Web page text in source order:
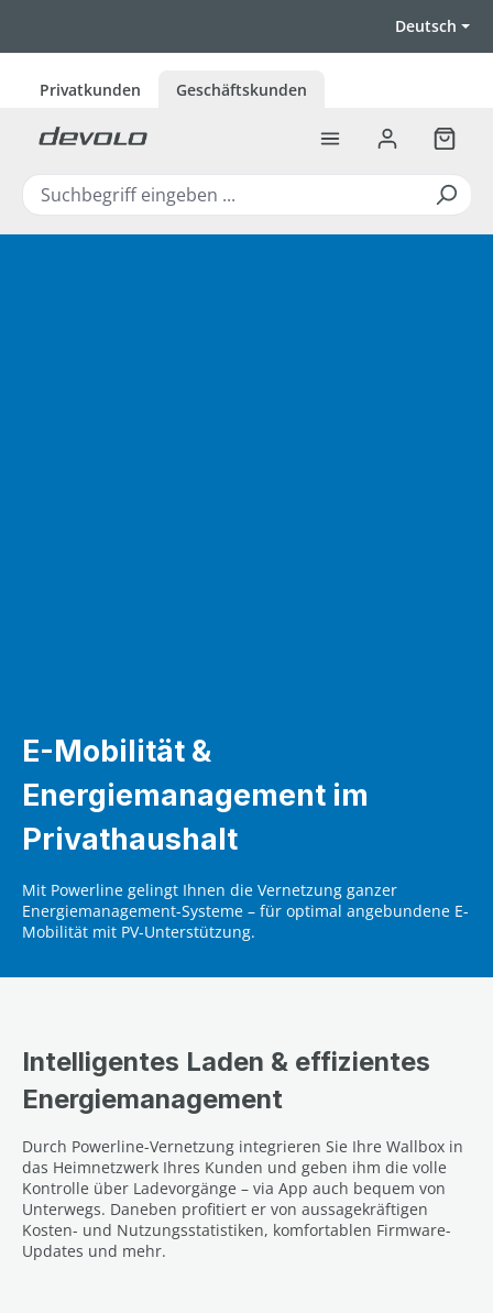
Deutsch
Privatkunden Geschäftskunden
E-Mobilität &
Energiemanagement im
Privathaushalt
Mit Powerline gelingt Ihnen die Vernetzung ganzer
Energiemanagement-Systeme – für optimal angebundene E-
Mobilität mit PV-Unterstützung.
Intelligentes Laden & effizientes
Energiemanagement
Durch Powerline-Vernetzung integrieren Sie Ihre Wallbox in
das Heimnetzwerk Ihres Kunden und geben ihm die volle
Kontrolle über Ladevorgänge – via App auch bequem von
Unterwegs. Daneben profitiert er von aussagekräftigen
Kosten- und Nutzungsstatistiken, komfortablen Firmware-
Updates und mehr.